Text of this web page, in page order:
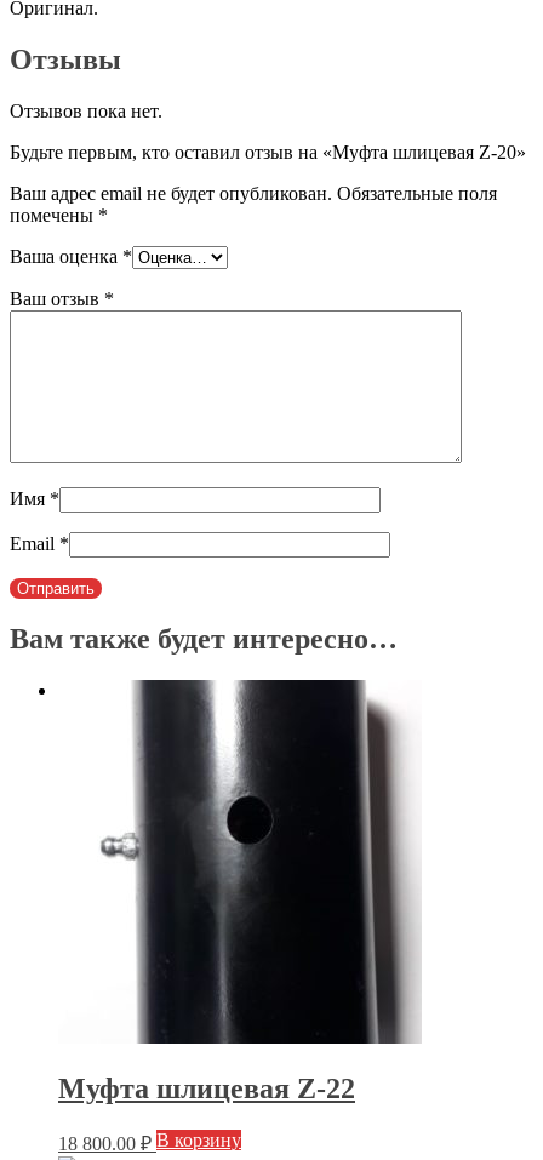
Оригинал.
Отзывы
Отзывов пока нет.
Будьте первым, кто оставил отзыв на «Муфта шлицевая Z-20»
Ваш адрес email не будет опубликован. Обязательные поля
помечены *
Ваша оценка *
Ваш отзыв *
Имя *
Email *
Вам также будет интересно…
Муфта шлицевая Z-22
18 800.00 ₽ В корзину